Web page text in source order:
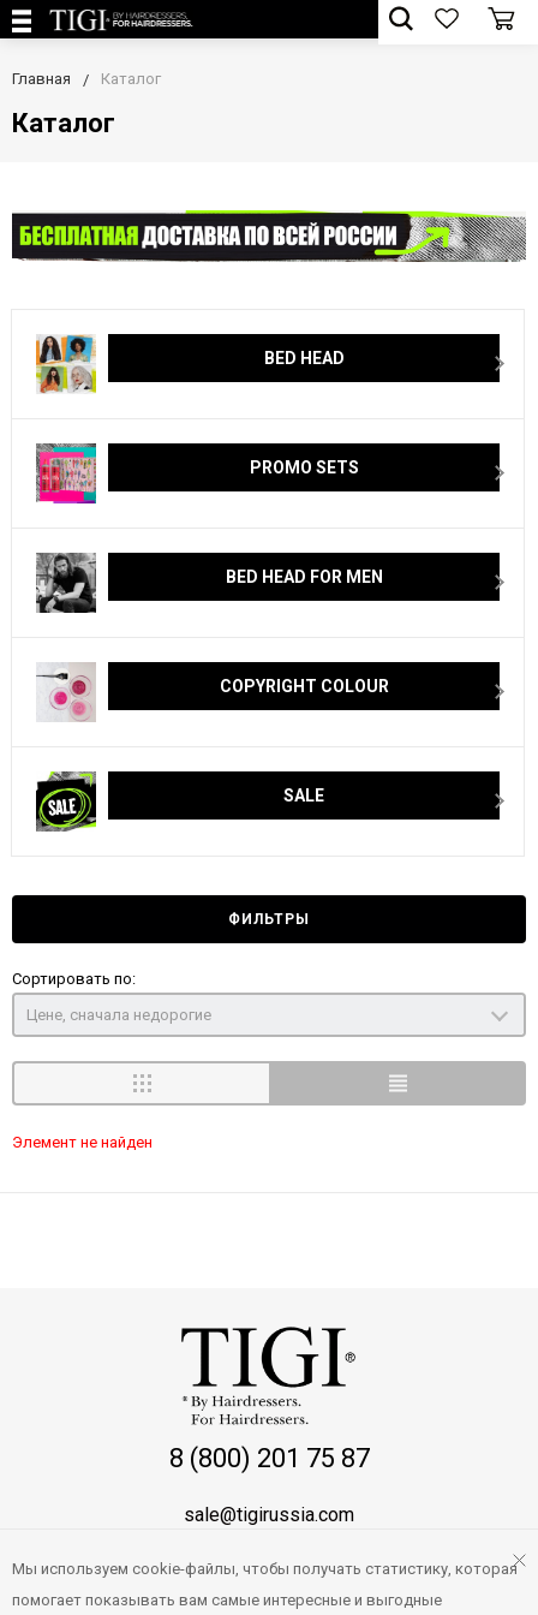
Главная Каталог
Каталог
BED HEAD
PROMO SETS
BED HEAD FOR MEN
COPYRIGHT COLOUR
SALE
ФИЛЬТРЫ
Сортировать по:
Цене, сначала недорогие
Элемент не найден
8 (800) 201 75 87
sale@tigirussia.com
Мы используем cookie-файлы, чтобы получать статистику, которая
помогает показывать вам самые интересные и выгодные